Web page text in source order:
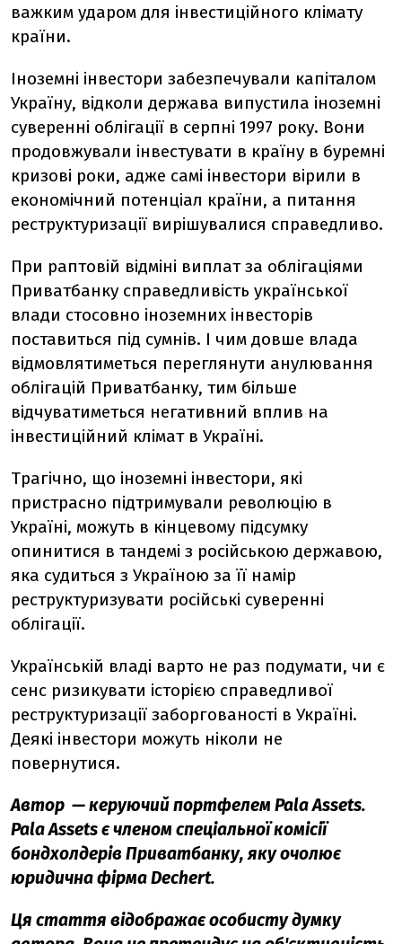
важким ударом для інвестиційного клімату
країни.
Іноземні інвестори забезпечували капіталом
Україну, відколи держава випустила іноземні
суверенні облігації в серпні 1997 року. Вони
продовжували інвестувати в країну в буремні
кризові роки, адже самі інвестори вірили в
економічний потенціал країни, а питання
реструктуризації вирішувалися справедливо.
При раптовій відміні виплат за облігаціями
Приватбанку справедливість української
влади стосовно іноземних інвесторів
поставиться під сумнів. І чим довше влада
відмовлятиметься переглянути анулювання
облігацій Приватбанку, тим більше
відчуватиметься негативний вплив на
інвестиційний клімат в Україні.
Трагічно, що іноземні інвестори, які
пристрасно підтримували революцію в
Україні, можуть в кінцевому підсумку
опинитися в тандемі з російською державою,
яка судиться з Україною за її намір
реструктуризувати російські суверенні
облігації.
Українській владі варто не раз подумати, чи є
сенс ризикувати історією справедливої
реструктуризації заборгованості в Україні.
Деякі інвестори можуть ніколи не
повернутися.
Автор —керуючий портфелем Pala Assets.
Pala Assets є членом спеціальної комісії
бондхолдерів Приватбанку, яку очолює
юридична фірма Dechert.
Ця стаття відображає особисту думку